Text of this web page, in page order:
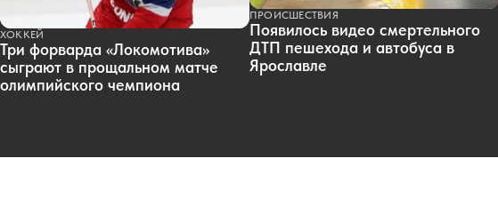
ХОККЕЙ
Три форварда «Локомотива»
сыграют в прощальном матче
олимпийского чемпиона
ПРОИСШЕСТВИЯ
Появилось видео смертельного
ДТП пешехода и автобуса в
Ярославле